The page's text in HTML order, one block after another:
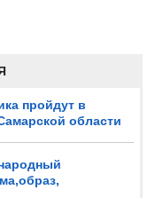
пройдут в
области